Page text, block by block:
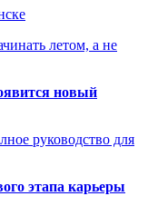
летом, а не
новый
руководство для
этапа карьеры